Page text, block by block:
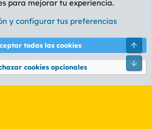
AMARILLO
y reglas Política de privacidad Ayuda
® © 2010-2026 XenForo Ltd.
para mejorar tu experiencia.
y configurar tus preferencias
todas las cookies
cookies opcionales
Pie